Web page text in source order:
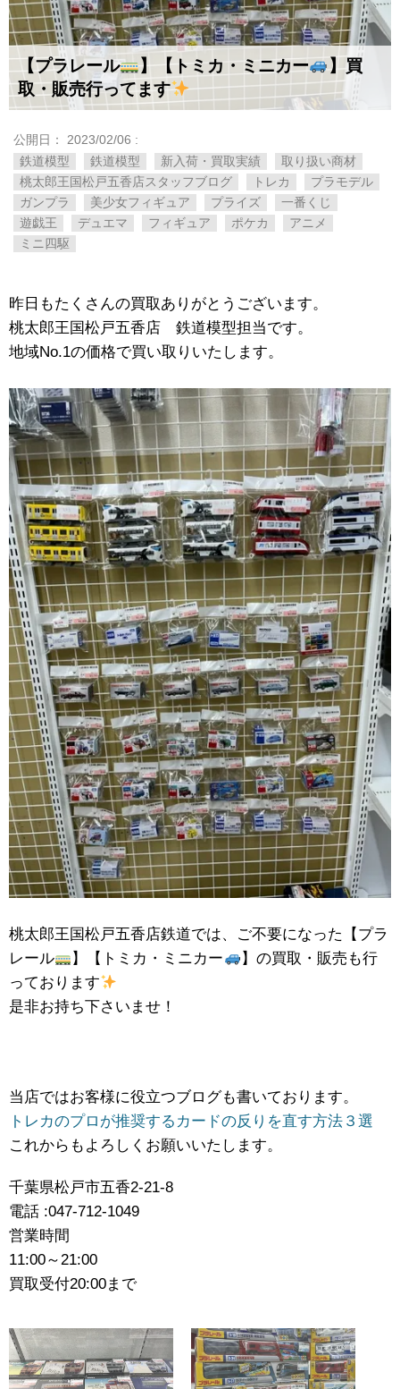
【プラレール 】【トミカ・ミニカー
】買
取・販売行ってます
公開日： 2023/02/06 :
鉄道模型
鉄道模型 新入荷・買取実績
取り扱い商材
桃太郎王国松戸五香店スタッフブログ
トレカ
プラモデル
ガンプラ
美少女フィギュア プライズ
一番くじ
遊戯王
デュエマ フィギュア ポケカ
アニメ
ミニ四駆
昨日もたくさんの買取ありがとうございます。
桃太郎王国松戸五香店 鉄道模型担当です。
地域No.1の価格で買い取りいたします。
桃太郎王国松戸五香店鉄道では、ご不要になった【プラ
レール
】【トミカ・ミニカー
】の買取・販売も行
っております
是非お持ち下さいませ！
当店ではお客様に役立つブログも書いております。
トレカのプロが推奨するカードの反りを直す方法３選
これからもよろしくお願いいたします。
千葉県松戸市五香2-21-8
電話 :047-712-1049
営業時間
11:00～21:00
買取受付20:00まで